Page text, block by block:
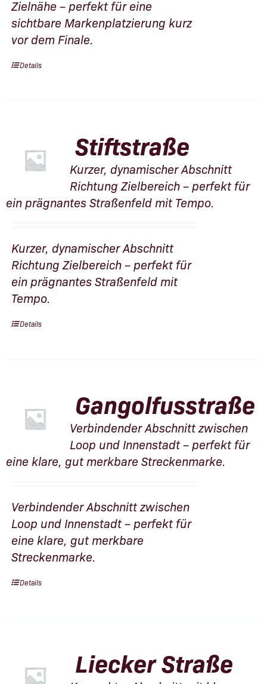
Zielnähe – perfekt für eine
sichtbare Markenplatzierung kurz
vor dem Finale.
Details
Stiftstraße
Kurzer, dynamischer Abschnitt
Richtung Zielbereich – perfekt für
ein prägnantes Straßenfeld mit Tempo.
Kurzer, dynamischer Abschnitt
Richtung Zielbereich – perfekt für
ein prägnantes Straßenfeld mit
Tempo.
Details
Gangolfusstraße
Verbindender Abschnitt zwischen
Loop und Innenstadt – perfekt für
eine klare, gut merkbare Streckenmarke.
Verbindender Abschnitt zwischen
Loop und Innenstadt – perfekt für
eine klare, gut merkbare
Streckenmarke.
Details
Liecker Straße